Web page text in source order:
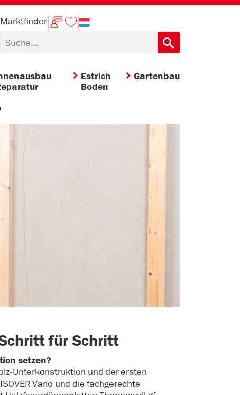
Marktfinder
Estrich
Boden
Gartenbau
für Schritt
setzen?
Unterkonstruktion und der ersten
Vario und die fachgerechte